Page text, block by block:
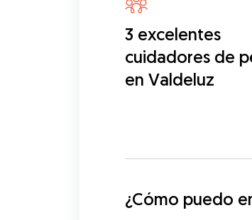
3 excelentes
cuidadores de
en Valdeluz
¿Cómo puedo